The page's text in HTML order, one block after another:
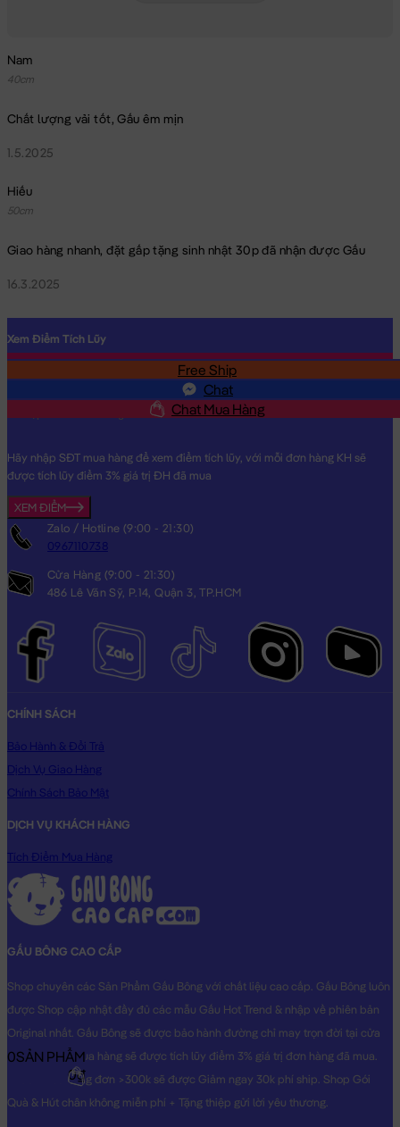
Gấu Bông Bò gối ôm bình sữa
Gấu Bông Bò gối ôm bình sữa đang nằm trong danh sách
những sản phẩm Gấu Bông Con Bò
Gấu Bông Bò gối ôm bình sữa
Gấu Bông lớn nhỏ khác nhau: 75cm, 95cm, 1m15
Gấu Ngồi (có chân): được đo từ đầu đến mông + từ
mông đến chân (Theo chữ L)
Gấu Dài: được đo từ đầu đến phần dài cuối cùng
Nam
40cm
Chất lượng vải tốt, Gấu êm mịn
1.5.2025
Hiếu
50cm
Giao hàng nhanh, đặt gấp tặng sinh nhật 30p đã nhận được Gấu
16.3.2025
Free Ship
Chat
Chat Mua Hàng
Xem Điểm Tích Lũy
Hãy nhập SĐT mua hàng để xem điểm tích lũy, với mỗi đơn hàng KH sẽ
được tích lũy điểm 3% giá trị ĐH đã mua
XEM ĐIỂM
Zalo / Hotline (9:00 - 21:30)
0967110738
Cửa Hàng (9:00 - 21:30)
486 Lê Văn Sỹ, P.14, Quận 3, TP.HCM
CHÍNH SÁCH
Bảo Hành & Đổi Trả
Dịch Vụ Giao Hàng
Chính Sách Bảo Mật
DỊCH VỤ KHÁCH HÀNG
Tích Điểm Mua Hàng
GẤU BÔNG CAO CẤP
Shop chuyên các Sản Phẩm Gấu Bông với chất liệu cao cấp. Gấu Bông luôn
được Shop cập nhật đầy đủ các mẫu Gấu Hot Trend & nhập về phiên bản
Original nhất. Gấu Bông sẽ được bảo hành đường chỉ may trọn đời tại cửa
hàng, Khách mua hàng sẽ được tích lũy điểm 3% giá trị đơn hàng đã mua.
Khách mua hàng đơn >300k sẽ được Giảm ngay 30k phí ship. Shop Gói
Quà & Hút chân không miễn phí + Tặng thiệp gửi lời yêu thương.
0SẢN PHẨM
0₫